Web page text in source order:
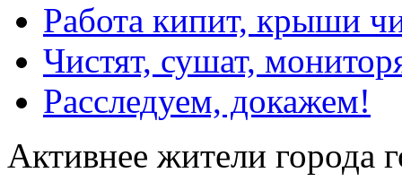
Работа кипит, крыши
Чистят, сушат,
Расследуем, докажем!
Активнее жители города